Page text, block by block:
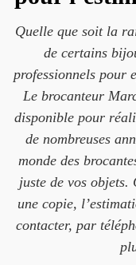
Quelle que soit la
de certains
professionnels pour
Le brocanteur
disponible pour
de nombreuses
monde des
juste de vos
une copie,
contacter, par